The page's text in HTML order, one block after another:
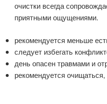
очистки всегда
приятными ощущениями.
рекомендуется меньше
следует избегать
день опасен травмами и
рекомендуется